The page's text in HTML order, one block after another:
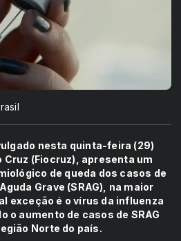
nesta quinta-feira (29)
Cruz (Fiocruz), apresenta um
de queda dos casos de
Grave (SRAG), na maior
exceção é o vírus da influenza
o aumento de casos de SRAG
Norte do país.